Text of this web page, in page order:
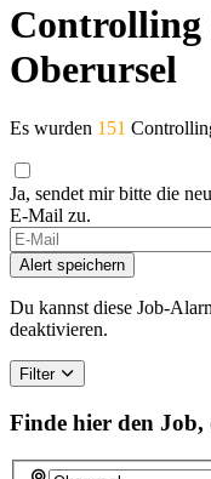
Controlling
Oberursel
Es wurden 151
Ja, sendet mir bitte die
E-Mail zu.
Alert speichern
Du kannst diese Job-
deaktivieren.
Filter
Finde hier den Job,